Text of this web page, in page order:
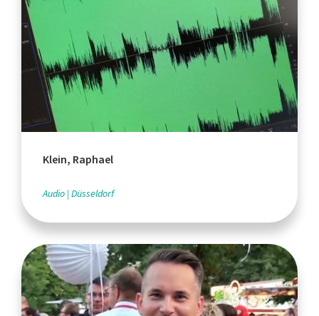
Klein, Raphael
Audio Düsseldorf